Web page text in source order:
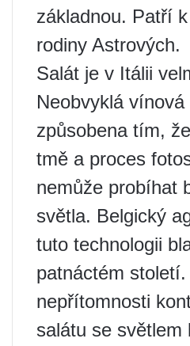
základnou. Patří
rodiny Astrových.
Salát je v Itálii
Neobvyklá
způsobena tím,
tmě a proces
nemůže probíhat
světla. Belgický
tuto technologii
patnáctém
nepřítomnosti
salátu se světlem